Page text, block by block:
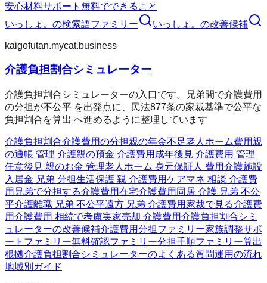
安心材料サポート 無料でできること
いっしょ。 の検索語ファミリー いっしょ。 の改善候補
kaigofutan.mycat.business
介護負担割合シミュレーター
介護負担割合シミュレーターの入口です。兄弟間で介護費用
の分担が不公平 を出発点に、民法877条の家裁基準で公平な
負担割合を算出 へ進めるように整理しています
介護負担割合介護費用の分担親の年金不足老人ホーム費用 親
の通帳 管理 介護親の預金 介護費用 成年後見 介護費用 管理
任意後見 親のお金 管理老人ホーム 身元保証人 費用介護施設
入居金 兄弟 分担生活保護 親 介護費用ケアマネ 相談 介護費
用 兄弟で分担する介護費用在宅介護費用 同居 介護 兄弟 不公
平介護離職 兄弟 不公平遠方 兄弟 介護費用家裁で見る介護費
用介護費用 相続で考慮実家売却 介護費用介護負担割合シミ
ュレーターの改善候補介護費用分担ファミリー家族調整サポ
ートファミリー無料確認ファミリー分担手順ファミリー算出
根拠介護負担割合シミュレーターのよくある質問運用の流れ
地域別ガイド